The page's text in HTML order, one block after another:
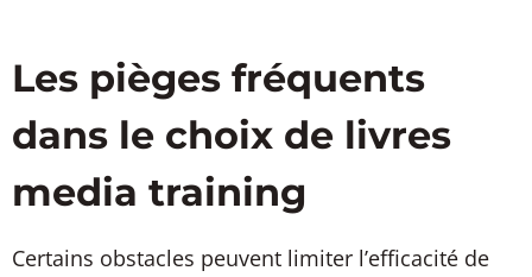
Les pièges fréquents
dans le choix de livres
media training
Certains obstacles peuvent limiter l’efficacité de